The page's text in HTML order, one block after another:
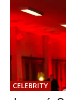
CELEBRITY